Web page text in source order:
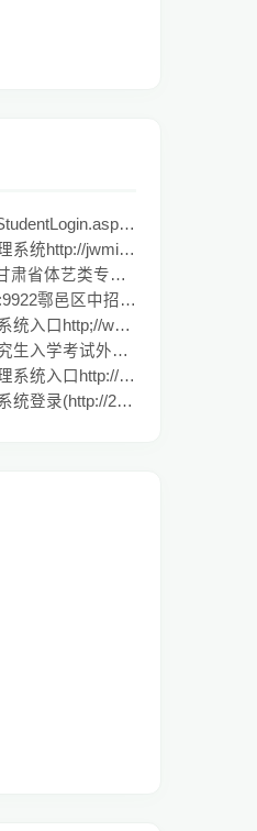
http://ncre.sceea.cn/StudentLogin.aspx计
怀化学院教务网络管理系统http://jwmis.hht
http;//art.ganseea.cn甘肃省体艺类专业招
http;//222.91.162.190:9922鄠邑区中招管理
南京市中招志愿填报系统入口http;//www.nje
浙江师范大学硕士研究生入学考试外国文学史
淮北师范大学教学管理系统入口http://210.4
济宁医学院教务管理系统登录(http://210.44